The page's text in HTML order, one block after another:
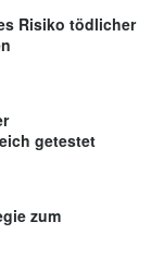
Risiko tödlicher
getestet
zum